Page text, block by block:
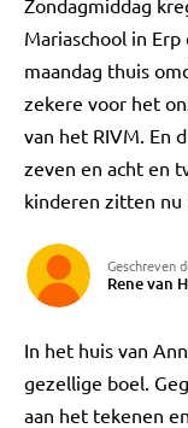
Zondagmiddag
Mariaschool in
maandag thuis
zekere voor het
van het RIVM. En
zeven en acht en
kinderen zitten nu
Geschreven
Rene van
In het huis van
gezellige boel.
aan het tekenen